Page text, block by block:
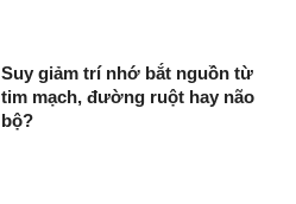
Suy giảm trí nhớ bắt nguồn từ
tim mạch, đường ruột hay não
bộ?